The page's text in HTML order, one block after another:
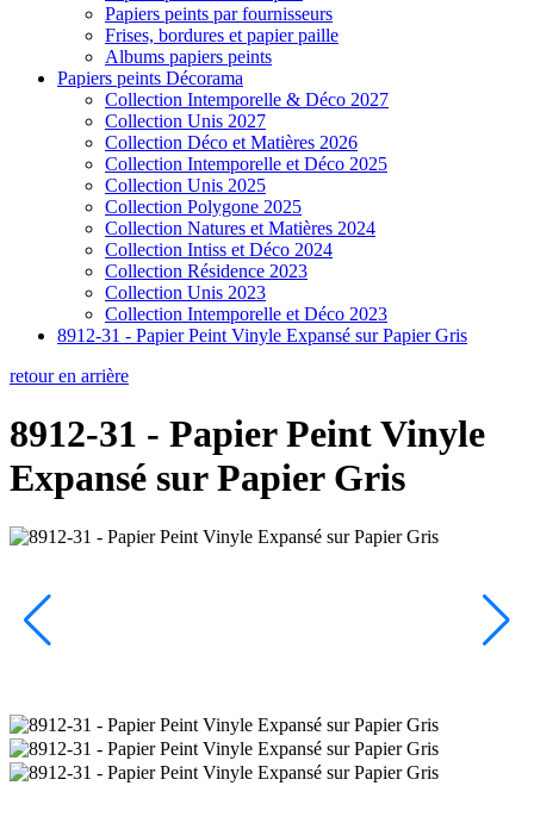
Papiers peints par fournisseurs
Frises, bordures et papier paille
Albums papiers peints
Papiers peints Décorama
Collection Intemporelle & Déco 2027
Collection Unis 2027
Collection Déco et Matières 2026
Collection Intemporelle et Déco 2025
Collection Unis 2025
Collection Polygone 2025
Collection Natures et Matières 2024
Collection Intiss et Déco 2024
Collection Résidence 2023
Collection Unis 2023
Collection Intemporelle et Déco 2023
8912-31 - Papier Peint Vinyle Expansé sur Papier Gris
retour en arrière
8912-31 - Papier Peint Vinyle
Expansé sur Papier Gris